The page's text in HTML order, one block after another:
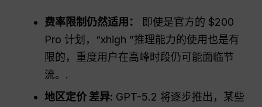
费率限制仍然适用：
即使是官方的 $200
Pro 计划，“xhigh ”推理能力的使用也是有
限的，重度用户在高峰时段仍可能面临节
流。.
地区定价 差异: GPT-5.2 将逐步推出，某些